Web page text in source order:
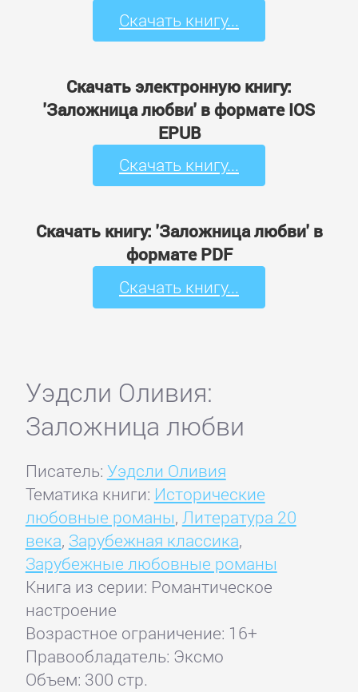
Скачать книгу...
Скачать электронную книгу:
'Заложница любви' в формате IOS
EPUB
Скачать книгу...
Скачать книгу: 'Заложница любви' в
формате PDF
Скачать книгу...
Уэдсли Оливия:
Заложница любви
Писатель: Уэдсли Оливия
Тематика книги: Исторические
любовные романы, Литература 20
века, Зарубежная классика,
Зарубежные любовные романы
Книга из серии: Романтическое
настроение
Возрастное ограничение: 16+
Правообладатель: Эксмо
Объем: 300 стр.